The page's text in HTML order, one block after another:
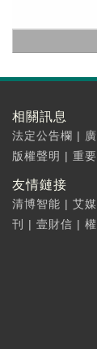
相關訊息
法定公告欄 |
版權聲明 | 重
友情鏈接
清博智能 | 艾
刊
| 壹財信 |